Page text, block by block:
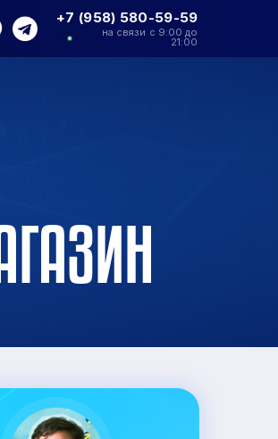
+7 (958) 580-59-59
на связи с 9:00 до
21:00